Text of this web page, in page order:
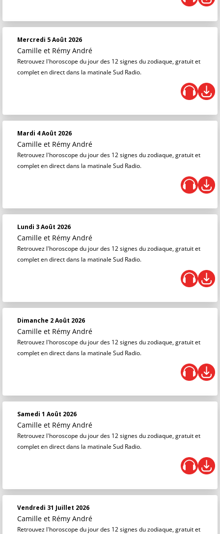
Mercredi 5 Août 2026
Camille et Rémy André
Retrouvez l'horoscope du jour des 12 signes du zodiaque, gratuit et
complet en direct dans la matinale Sud Radio.
Mardi 4 Août 2026
Camille et Rémy André
Retrouvez l'horoscope du jour des 12 signes du zodiaque, gratuit et
complet en direct dans la matinale Sud Radio.
Lundi 3 Août 2026
Camille et Rémy André
Retrouvez l'horoscope du jour des 12 signes du zodiaque, gratuit et
complet en direct dans la matinale Sud Radio.
Dimanche 2 Août 2026
Camille et Rémy André
Retrouvez l'horoscope du jour des 12 signes du zodiaque, gratuit et
complet en direct dans la matinale Sud Radio.
Samedi 1 Août 2026
Camille et Rémy André
Retrouvez l'horoscope du jour des 12 signes du zodiaque, gratuit et
complet en direct dans la matinale Sud Radio.
Vendredi 31 Juillet 2026
Camille et Rémy André
Retrouvez l'horoscope du jour des 12 signes du zodiaque, gratuit et